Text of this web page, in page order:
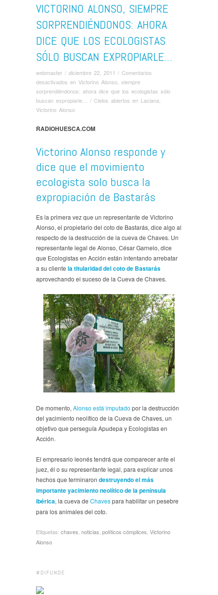
VICTORINO ALONSO, SIEMPRE
SORPRENDIÉNDONOS: AHORA
DICE QUE LOS ECOLOGISTAS
SÓLO BUSCAN EXPROPIARLE…
webmaster / diciembre 22, 2011 / Comentarios
desactivados en Victorino Alonso, siempre
sorprendiéndonos: ahora dice que los ecologistas sólo
buscan expropiarle…
/ Cielos abiertos en Laciana
Victorino Alonso
RADIOHUESCA.COM
Victorino Alonso responde y
dice que el movimiento
ecologista solo busca la
expropiación de Bastarás
Es la primera vez que un representante de Victorino
Alonso, el propietario del coto de Bastarás, dice algo al
respecto de la destrucción de la cueva de Chaves. Un
representante legal de Alonso, César Garnelo, dice
que Ecologistas en Acción están intentando arrebatar
a su cliente la titularidad del coto de Bastarás
aprovechando el suceso de la Cueva de Chaves.
De momento, Alonso está imputado por la destrucción
del yacimiento neolítico de la Cueva de Chaves, un
objetivo que perseguía Apudepa y Ecologistas en
Acción.
El empresario leonés tendrá que comparecer ante el
juez, él o su representante legal, para explicar unos
hechos que terminaron destruyendo el más
importante yacimiento neolítico de la península
ibérica, la cueva de Chavespara habilitar un pesebre
para los animales del coto.
Etiquetas: chaves, noticias, políticos cómplices, Victorino
Alonso
#DIFUNDE